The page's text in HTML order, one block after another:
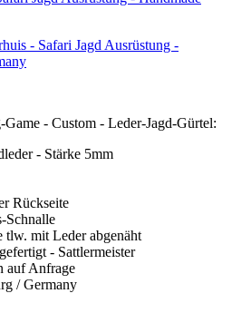
- Safari Jagd Ausrüstung -
- Custom - Leder-Jagd-Gürtel:
- Stärke 5mm
Rückseite
Schnalle
tlw. mit Leder abgenäht
- Sattlermeister
auf Anfrage
/ Germany